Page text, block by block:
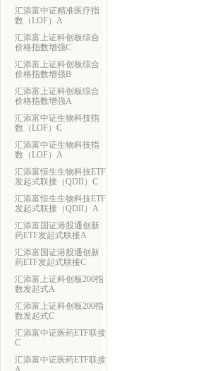
汇添富中证精准医疗指
数（LOF）A
汇添富上证科创板综合
价格指数增强C
汇添富上证科创板综合
价格指数增强B
汇添富上证科创板综合
价格指数增强A
汇添富中证生物科技指
数（LOF）C
汇添富中证生物科技指
数（LOF）A
汇添富恒生生物科技ETF
发起式联接（QDII）C
汇添富恒生生物科技ETF
发起式联接（QDII）A
汇添富国证港股通创新
药ETF发起式联接A
汇添富国证港股通创新
药ETF发起式联接C
汇添富上证科创板200指
数发起式A
汇添富上证科创板200指
数发起式C
汇添富中证医药ETF联接
C
汇添富中证医药ETF联接